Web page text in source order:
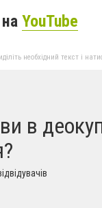
YouTube
необхідний текст і
в